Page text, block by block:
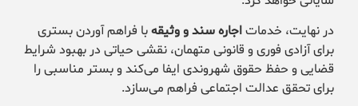
در نهایت، خدماتاجاره سند و وثیقهبا فراهم آوردن بستری
برای آزادی فوری و قانونی متهمان، نقشی حیاتی در بهبود شرایط
قضایی و حفظ حقوق شهروندی ایفا می‌کند و بستر مناسبی را
برای تحقق عدالت اجتماعی فراهم می‌سازد.